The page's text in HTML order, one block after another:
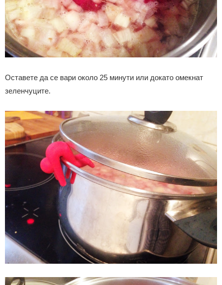
Оставете да се вари около 25 минути или докато омекнат
зеленчуците.